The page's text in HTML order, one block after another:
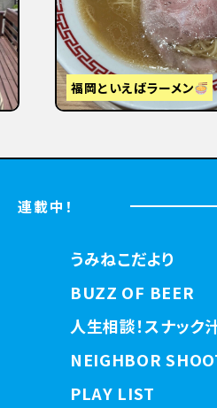
と
【関西視察
連載中！
うみねこだより
BUZZ OF BEER
人生相談！スナック
NEIGHBOR
PLAY LIST